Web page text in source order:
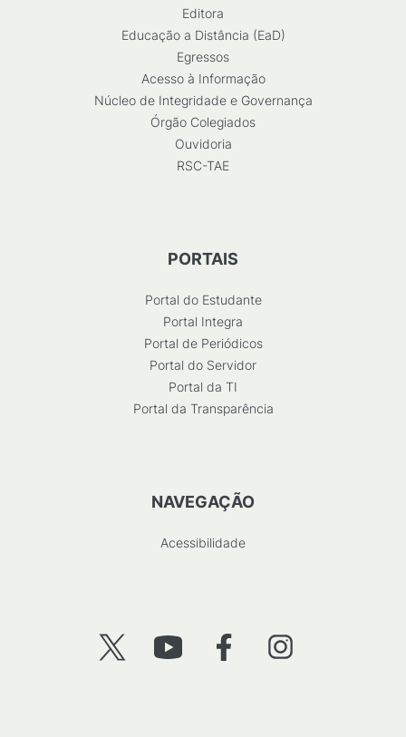
Editora
Educação a Distância (EaD)
Egressos
Acesso à Informação
Núcleo de Integridade e Governança
Órgão Colegiados
Ouvidoria
RSC-TAE
PORTAIS
Portal do Estudante
Portal Integra
Portal de Periódicos
Portal do Servidor
Portal da TI
Portal da Transparência
NAVEGAÇÃO
Acessibilidade